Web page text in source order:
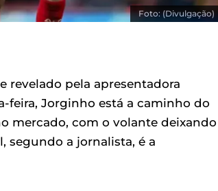
Foto: (Divulgação)
revelado pela apresentadora
feira, Jorginho está a caminho do
mercado, com o volante deixando
segundo a jornalista, é a